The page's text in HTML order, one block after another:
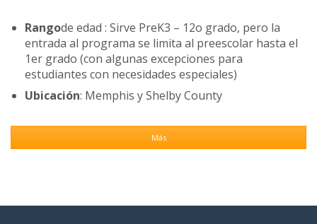
Rangode edad : Sirve PreK3 – 12o grado, pero la
entrada al programa se limita al preescolar hasta el
1er grado (con algunas excepciones para
estudiantes con necesidades especiales)
Ubicación: Memphis y Shelby County
Más